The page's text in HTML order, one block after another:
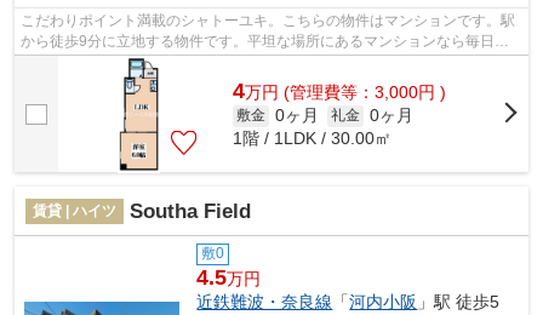
こだわりポイント満載のシャトーユキ。こちらの物件はマンションです。駅
から徒歩9分に立地する物件です。平坦な場所にあるマンションなら毎日の
移動も快適です。当社のお勧めの物件は...
4万円 (管理費等：3,000円 )
敷金 0ヶ月 礼金 0ヶ月
1階 / 1LDK / 30.00㎡
賃貸 | ハイツ Southa Field
敷0
4.5万円
近鉄難波・奈良線 「河内小阪 」駅 徒歩5